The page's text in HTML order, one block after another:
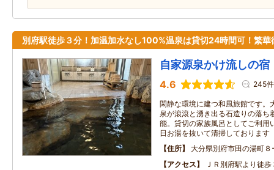
別府駅徒歩３分！加温加水なし100%温泉は貸切24時間可！繁華
自家源泉かけ流しの
4.6 245件
閑静な環境に建つ和風旅館です。
泉が滾滾と湧き出る石造りの落
能。貸切の家族風呂としてご利用
日お湯を抜いて清掃しております
住所
大分県別府市田の湯町８
アクセス
ＪＲ別府駅より徒歩